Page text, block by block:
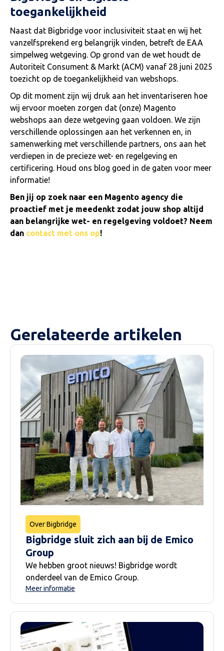
toegankelijkheid
Naast dat Bigbridge voor inclusiviteit staat en wij het
vanzelfsprekend erg belangrijk vinden, betreft de EAA
simpelweg wetgeving. Op grond van de wet houdt de
Autoriteit Consument & Markt (ACM) vanaf 28 juni 2025
toezicht op de toegankelijkheid van webshops.
Op dit moment zijn wij druk aan het inventariseren hoe
wij ervoor moeten zorgen dat (onze) Magento
webshops aan deze wetgeving gaan voldoen. We zijn
verschillende oplossingen aan het verkennen en, in
samenwerking met verschillende partners, ons aan het
verdiepen in de precieze wet- en regelgeving en
certificering. Houd ons blog goed in de gaten voor meer
informatie!
Ben jij op zoek naar een Magento agency die
proactief met je meedenkt zodat jouw shop altijd
aan belangrijke wet- en regelgeving voldoet? Neem
dan contact met ons op!
Gerelateerde artikelen
Over Bigbridge
Bigbridge sluit zich aan bij de Emico
Group
We hebben groot nieuws! Bigbridge wordt
onderdeel van de Emico Group.
Meer informatie